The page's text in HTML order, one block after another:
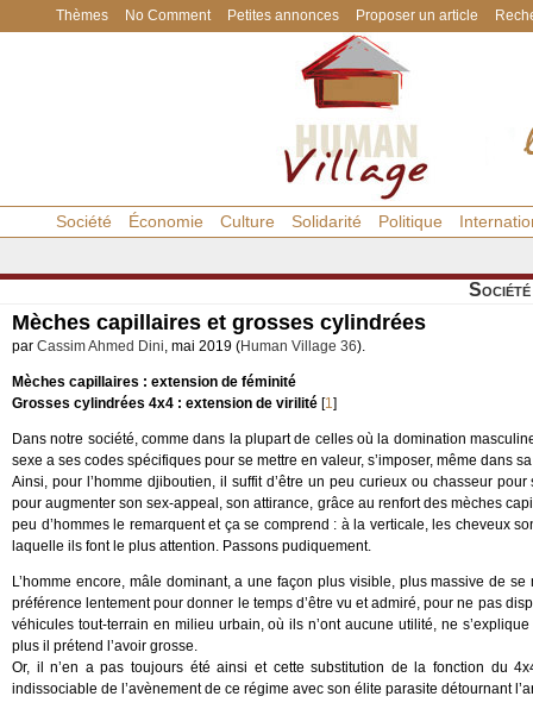
Thèmes No Comment Petites annonces Proposer un article
Société Économie Culture Solidarité Politique
Société
Mèches capillaires et grosses cylindrées
par Cassim Ahmed Dini, mai 2019 (Human Village 36).
Mèches capillaires : extension de féminité
Grosses cylindrées 4x4 : extension de virilité [1]
Dans notre société, comme dans la plupart de celles où la domination
sexe a ses codes spécifiques pour se mettre en valeur, s’imposer, même dans
Ainsi, pour l’homme djiboutien, il suffit d’être un peu curieux ou chasseur
pour augmenter son sex-appeal, son attirance, grâce au renfort des mèches
peu d’hommes le remarquent et ça se comprend : à la verticale, les cheveux
laquelle ils font le plus attention. Passons pudiquement.
L’homme encore, mâle dominant, a une façon plus visible, plus massive de
préférence lentement pour donner le temps d’être vu et admiré, pour ne pas
véhicules tout-terrain en milieu urbain, où ils n’ont aucune utilité, ne
plus il prétend l’avoir grosse.
Or, il n’en a pas toujours été ainsi et cette substitution de la fonction du
indissociable de l’avènement de ce régime avec son élite parasite détournant